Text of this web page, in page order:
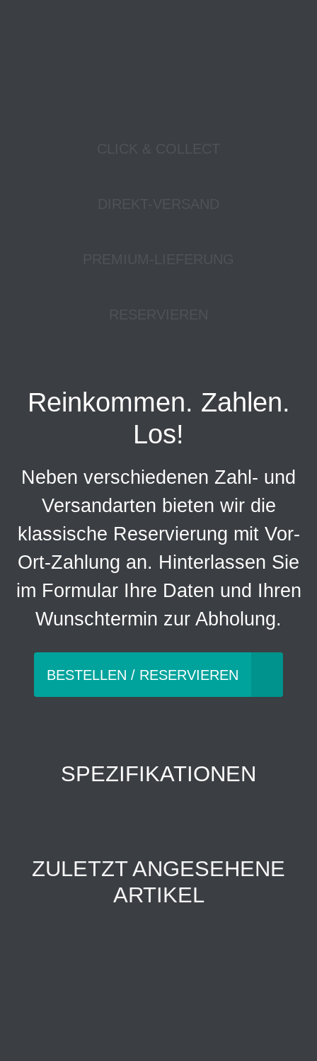
Reinkommen. Zahlen.
Los!
Neben verschiedenen Zahl- und
Versandarten bieten wir die
klassische Reservierung mit Vor-
Ort-Zahlung an. Hinterlassen Sie
im Formular Ihre Daten und Ihren
Wunschtermin zur Abholung.
BESTELLEN / RESERVIEREN
SPEZIFIKATIONEN
ZULETZT ANGESEHENE
ARTIKEL